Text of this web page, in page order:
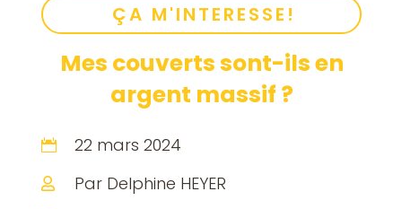
ÇA M'INTERESSE!
Mes couverts sont-ils en
argent massif ?
 22 mars 2024
 Par Delphine HEYER